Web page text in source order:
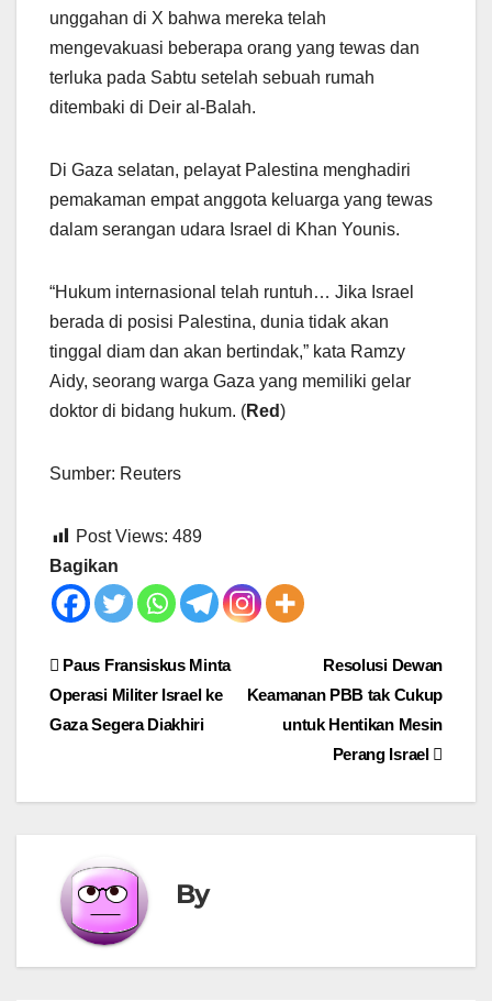
unggahan di X bahwa mereka telah
mengevakuasi beberapa orang yang tewas dan
terluka pada Sabtu setelah sebuah rumah
ditembaki di Deir al-Balah.
Di Gaza selatan, pelayat Palestina menghadiri
pemakaman empat anggota keluarga yang tewas
dalam serangan udara Israel di Khan Younis.
“Hukum internasional telah runtuh… Jika Israel
berada di posisi Palestina, dunia tidak akan
tinggal diam dan akan bertindak,” kata Ramzy
Aidy, seorang warga Gaza yang memiliki gelar
doktor di bidang hukum. (Red)
Sumber: Reuters
Post Views: 489
Bagikan
Post
navigation
Resolusi Dewan
Keamanan PBB tak Cukup
untuk Hentikan Mesin
Perang Israel
Paus Fransiskus Minta
Operasi Militer Israel ke
Gaza Segera Diakhiri
By